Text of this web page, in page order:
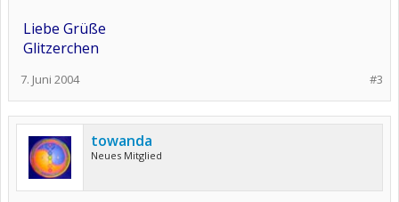
Liebe Grüße
Glitzerchen
#3
7. Juni 2004
towanda
Neues Mitglied